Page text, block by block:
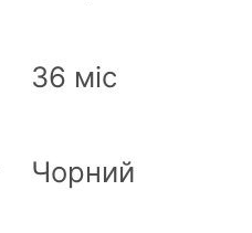
36 міс
Чорний